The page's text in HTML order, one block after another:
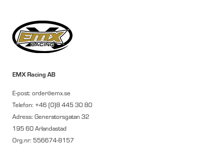
EMX Racing AB
E-post: order@emx.se
Telefon: +46 (0)8 445 30 80
Adress: Generatorsgatan 32
195 60 Arlandastad
Org.nr: 556674-8157